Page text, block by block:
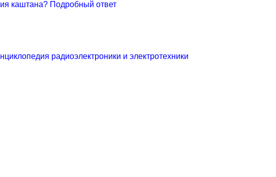
каштана? Подробный ответ
радиоэлектроники и электротехники